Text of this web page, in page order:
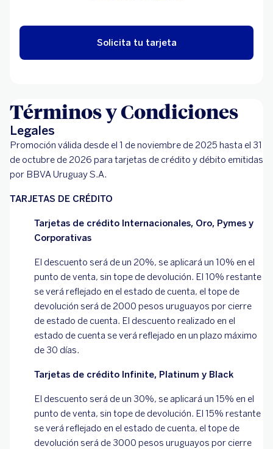
Solicita tu tarjeta
Términos y Condiciones
Legales
Promoción válida desde el 1 de noviembre de 2025 hasta el 31
de octubre de 2026 para tarjetas de crédito y débito emitidas
por BBVA Uruguay S.A.
TARJETAS DE CRÉDITO
Tarjetas de crédito Internacionales, Oro, Pymes y
Corporativas
El descuento será de un 20%, se aplicará un 10% en el
punto de venta, sin tope de devolución. El 10% restante
se verá reflejado en el estado de cuenta, el tope de
devolución será de 2000 pesos uruguayos por cierre
de estado de cuenta. El descuento realizado en el
estado de cuenta se verá reflejado en un plazo máximo
de 30 días.
Tarjetas de crédito Infinite, Platinum y Black
El descuento será de un 30%, se aplicará un 15% en el
punto de venta, sin tope de devolución. El 15% restante
se verá reflejado en el estado de cuenta, el tope de
devolución será de 3000 pesos uruguayos por cierre